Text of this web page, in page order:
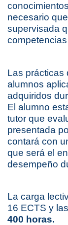
necesario
supervisada
Las prácticas
alumnos
adquiridos
El alumno
tutor que
presentada
contará con
que será el
desempeño
La carga
16 ECTS y
400 horas.